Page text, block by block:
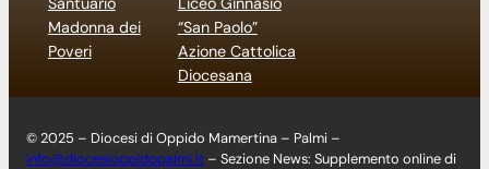
Madonna dei
Poveri
“San Paolo”
Azione Cattolica
Diocesana
© 2025 – Diocesi di Oppido Mamertina – Palmi –
info@diocesioppidopalmi.it – Sezione News: Supplemento online di